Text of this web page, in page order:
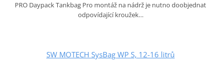
PRO Daypack Tankbag Pro montáž na nádrž je nutno doobjednat
odpovídající kroužek…
SW MOTECH SysBag WP S, 12-16 litrů